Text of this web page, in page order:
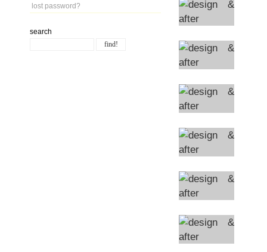
lost password?
search